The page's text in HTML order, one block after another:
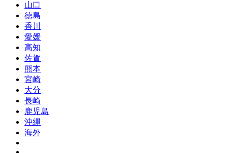
山口
徳島
香川
愛媛
高知
佐賀
熊本
宮崎
大分
長崎
鹿児島
沖縄
海外